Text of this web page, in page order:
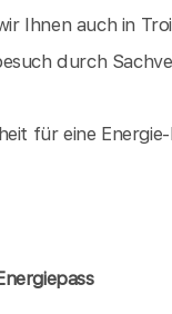
Ihnen auch in
durch
für eine